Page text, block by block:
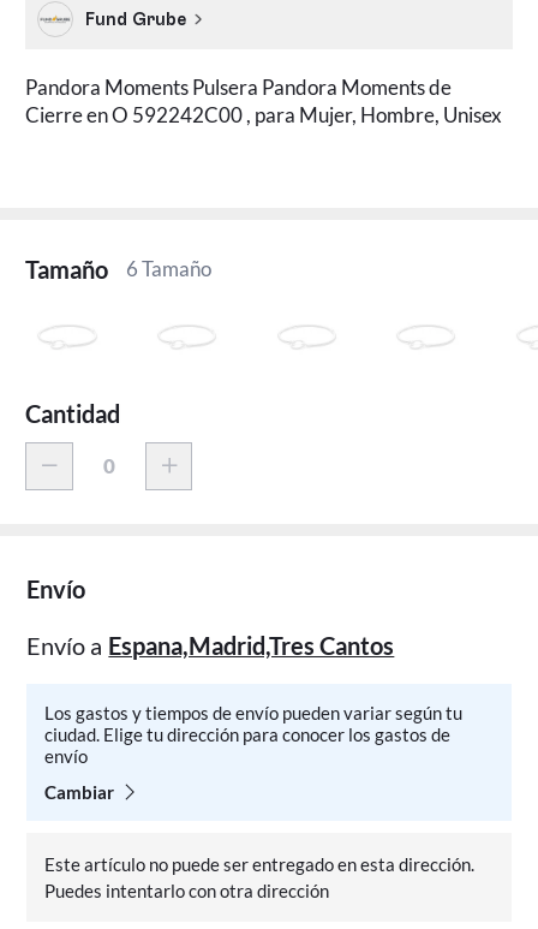
Fund Grube
Pandora Moments Pulsera Pandora Moments de
Cierre en O 592242C00 , para Mujer, Hombre, Unisex
Tamaño 6 Tamaño
Cantidad
Envío
Envío a Espana,Madrid,Tres Cantos
Los gastos y tiempos de envío pueden variar según tu
ciudad. Elige tu dirección para conocer los gastos de
envío
Cambiar
Este artículo no puede ser entregado en esta dirección.
Puedes intentarlo con otra dirección